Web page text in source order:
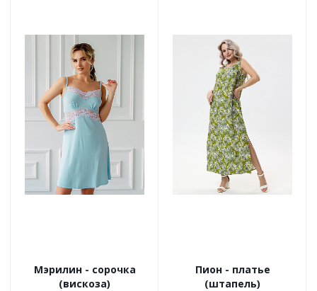
Мэрилин - сорочка
(вискоза)
Пион - платье
(штапель)